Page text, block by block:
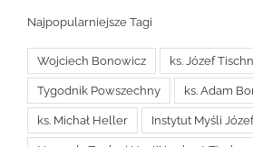
Najpopularniejsze Tagi
Wojciech Bonowicz ks. Józef
Tygodnik Powszechny ks. Adam
ks. Michał Heller Instytut Myśli